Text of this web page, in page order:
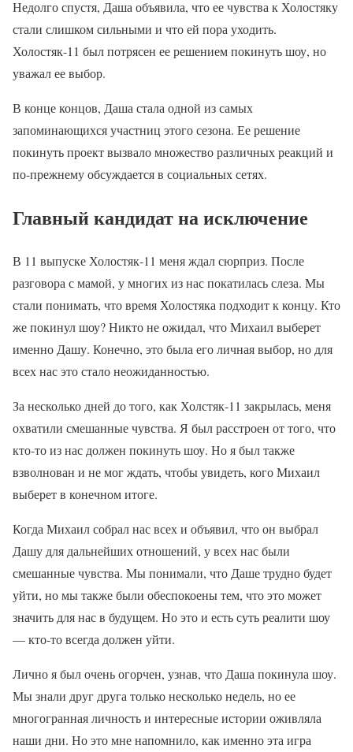
Недолго спустя, Даша объявила, что ее чувства к Холостяку
стали слишком сильными и что ей пора уходить.
Холостяк-11 был потрясен ее решением покинуть шоу, но
уважал ее выбор.
В конце концов, Даша стала одной из самых
запоминающихся участниц этого сезона. Ее решение
покинуть проект вызвало множество различных реакций и
по-прежнему обсуждается в социальных сетях.
Главный кандидат на исключение
В 11 выпуске Холостяк-11 меня ждал сюрприз. После
разговора с мамой, у многих из нас покатилась слеза. Мы
стали понимать, что время Холостяка подходит к концу. Кто
же покинул шоу? Никто не ожидал, что Михаил выберет
именно Дашу. Конечно, это была его личная выбор, но для
всех нас это стало неожиданностью.
За несколько дней до того, как Холстяк-11 закрылась, меня
охватили смешанные чувства. Я был расстроен от того, что
кто-то из нас должен покинуть шоу. Но я был также
взволнован и не мог ждать, чтобы увидеть, кого Михаил
выберет в конечном итоге.
Когда Михаил собрал нас всех и объявил, что он выбрал
Дашу для дальнейших отношений, у всех нас были
смешанные чувства. Мы понимали, что Даше трудно будет
уйти, но мы также были обеспокоены тем, что это может
значить для нас в будущем. Но это и есть суть реалити шоу
— кто-то всегда должен уйти.
Лично я был очень огорчен, узнав, что Даша покинула шоу.
Мы знали друг друга ​​только несколько недель, но ее
многогранная личность и интересные истории оживляла
наши дни. Но это мне напомнило, как именно эта игра